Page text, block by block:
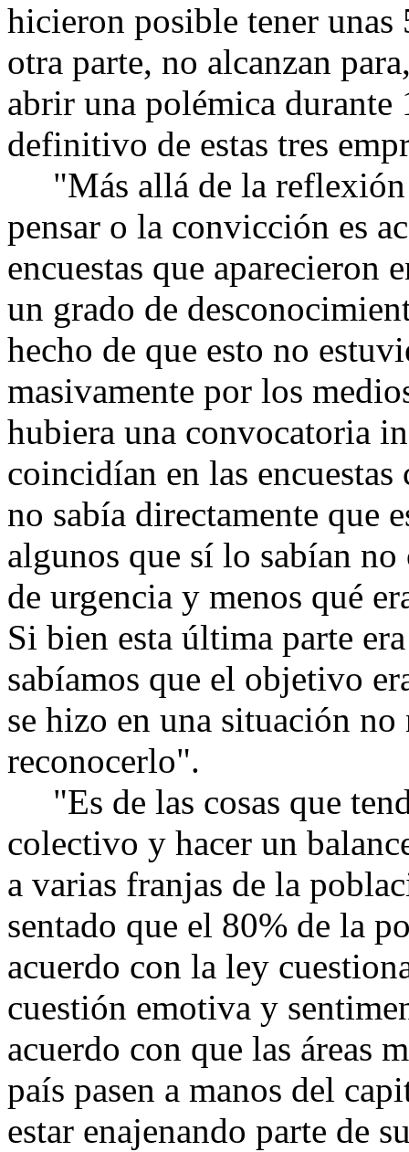
hicieron posible tener
otra parte, no alcanzan
abrir una polémica
definitivo de estas tres
"Más allá de la reflexión
pensar o la convicción es
encuestas que aparecieron
un grado de
hecho de que esto no
masivamente por los
hubiera una convocatoria
coincidían en las
no sabía directamente que
algunos que sí lo sabían
de urgencia y menos qué
Si bien esta última parte
sabíamos que el objetivo
se hizo en una situación
reconocerlo".
"Es de las cosas que
colectivo y hacer un
a varias franjas de la
sentado que el 80% de la
acuerdo con la ley
cuestión emotiva y
acuerdo con que las áreas
país pasen a manos del
estar enajenando parte de